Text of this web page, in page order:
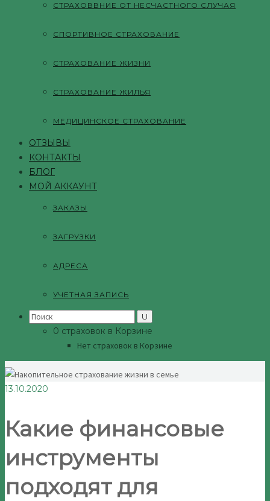
СТРАХОВВНИЕ ОТ НЕСЧАСТНОГО СЛУЧАЯ
СПОРТИВНОЕ СТРАХОВАНИЕ
СТРАХОВАНИЕ ЖИЗНИ
СТРАХОВАНИЕ ЖИЛЬЯ
МЕДИЦИНСКОЕ СТРАХОВАНИЕ
ОТЗЫВЫ
КОНТАКТЫ
БЛОГ
МОЙ АККАУНТ
ЗАКАЗЫ
ЗАГРУЗКИ
АДРЕСА
УЧЕТНАЯ ЗАПИСЬ
Search
0 страховок в Корзине
Нет страховок в Корзине
13.10.2020
Какие финансовые
инструменты
подходят для